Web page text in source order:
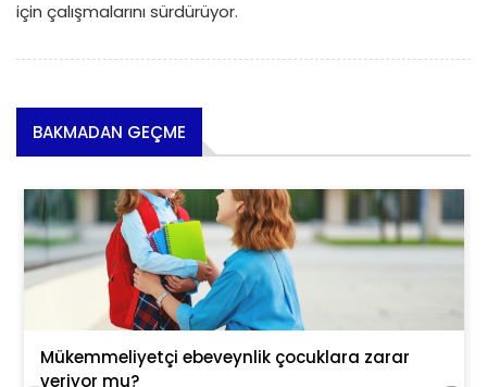
için çalışmalarını sürdürüyor.
BAKMADAN GEÇME
Mükemmeliyetçi ebeveynlik çocuklara zarar
veriyor mu?